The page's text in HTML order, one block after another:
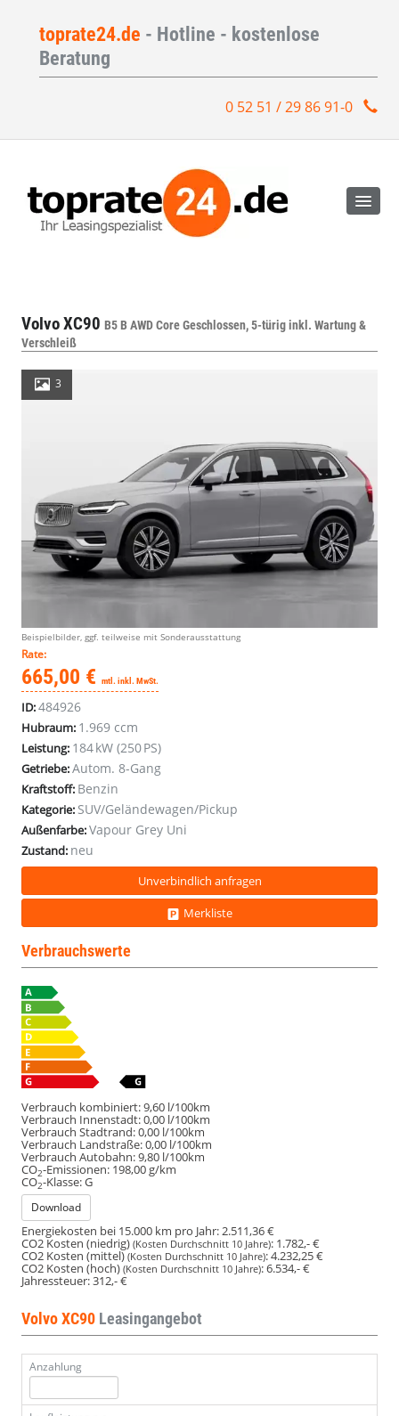
toprate24.de - Hotline - kostenlose
Beratung
0 52 51 / 29 86 91-0
Volvo XC90 B5 B AWD Core Geschlossen, 5-türig inkl. Wartung &
Verschleiß
3
Volvo
XC90
B5
B
AWD
Core
Geschlossen,
5-
inkl.
Wartung
&
Verschleiß
Volvo
XC90
B5
B
AWD
Core
Geschlossen,
5-
inkl.
Wartung
&
Verschleiß
Beispielbilder, ggf. teilweise mit Sonderausstattung
Rate:
665,00 € mtl. inkl. MwSt.
ID:484926
Hubraum: 1.969 ccm
Leistung: 184 kW (250 PS)
Getriebe:Autom. 8-Gang
Kraftstoff: Benzin
Kategorie: SUV/Geländewagen/Pickup
Außenfarbe:Vapour Grey Uni
Zustand: neu
Unverbindlich anfragen
Merkliste
Verbrauchswerte
Verbrauch kombiniert:9,60 l/100km
Verbrauch Innenstadt:0,00 l/100km
Verbrauch Stadtrand:0,00 l/100km
Verbrauch Landstraße:0,00 l/100km
Verbrauch Autobahn:9,80 l/100km
CO2-Emissionen: 198,00 g/km
CO2-Klasse:G
Download
Energiekosten bei 15.000 km pro Jahr:2.511,36 €
CO2 Kosten (niedrig) (Kosten Durchschnitt 10 Jahre): 1.782,- €
CO2 Kosten (mittel) (Kosten Durchschnitt 10 Jahre):4.232,25 €
CO2 Kosten (hoch) (Kosten Durchschnitt 10 Jahre):6.534,- €
Jahressteuer:312,- €
Volvo XC90 Leasingangebot
Anzahlung